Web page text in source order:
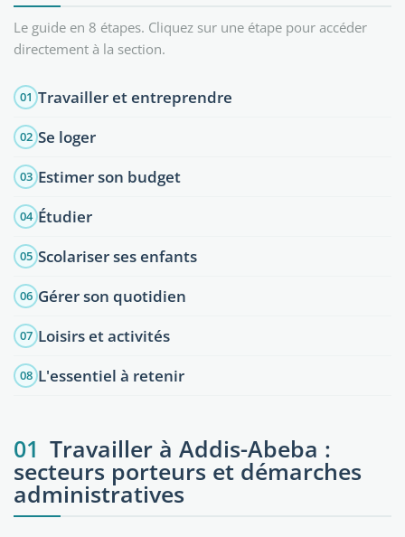
Le guide en 8 étapes. Cliquez sur une étape pour accéder
directement à la section.
01 Travailler et entreprendre
02 Se loger
03 Estimer son budget
04 Étudier
05 Scolariser ses enfants
06 Gérer son quotidien
07 Loisirs et activités
08 L'essentiel à retenir
01 Travailler à Addis-Abeba :
secteurs porteurs et démarches
administratives